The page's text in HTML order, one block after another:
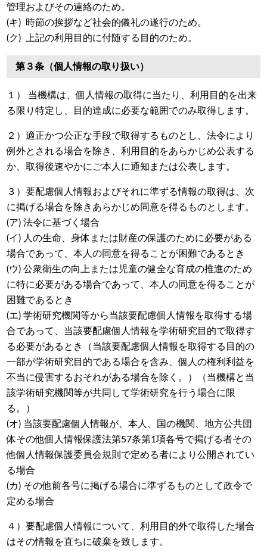
管理およびその連絡のため。
(キ) 時節の挨拶など社会的儀礼の遂行のため。
(ク) 上記の利用目的に付随する目的のため。
第３条（個人情報の取り扱い）
１） 当機構は、個人情報の取得に当たり、利用目的を出来
る限り特定し、目的達成に必要な範囲でのみ取得します。
２）適正かつ公正な手段で取得するものとし、法令により
例外とされる場合を除き、利用目的をあらかじめ公表する
か、取得後速やかにご本人に通知または公表します。
３）要配慮個人情報およびそれに準ずる情報の取得は、次
に掲げる場合を除きあらかじめ同意を得るものとします。
(ア) 法令に基づく場合
(イ) 人の生命、身体または財産の保護のために必要がある
場合であって、本人の同意を得ることが困難であるとき
(ウ) 公衆衛生の向上または児童の健全な育成の推進のため
に特に必要がある場合であって、本人の同意を得ることが
困難であるとき
(エ) 学術研究機関等から当該要配慮個人情報を取得する場
合であって、当該要配慮個人情報を学術研究目的で取得す
る必要があるとき（当該要配慮個人情報を取得する目的の
一部が学術研究目的である場合を含み、個人の権利利益を
不当に侵害するおそれがある場合を除く。）（当機構と当
該学術研究機関等が共同して学術研究を行う場合に限
る。）
(オ) 当該要配慮個人情報が、本人、国の機関、地方公共団
体その他個人情報保護法第57条第1項各号で掲げる者その
他個人情報保護委員会規則で定める者により公開されてい
る場合
(カ) その他前各号に掲げる場合に準ずるものとして政令で
定める場合
４）要配慮個人情報について、利用目的外で取得した場合
はその情報を直ちに破棄を致します。